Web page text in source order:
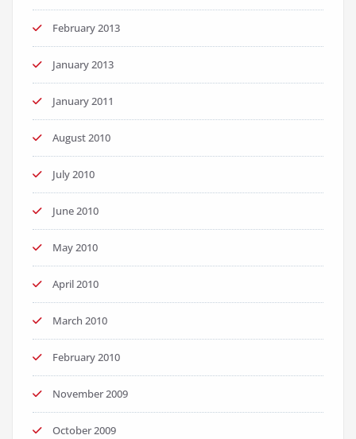
February 2013
January 2013
January 2011
August 2010
July 2010
June 2010
May 2010
April 2010
March 2010
February 2010
November 2009
October 2009